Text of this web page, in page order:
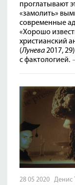
проглатывают
«замолить»
современные
«Хорошо
христианский
(Лунева2017,
с фактологией.
28 05 2020 Денис